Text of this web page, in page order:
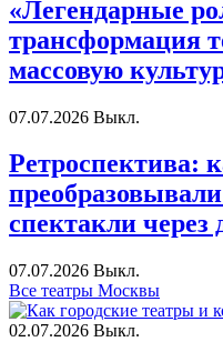
«Легендарные
трансформация
массовую
07.07.2026 Выкл.
Ретроспектива:
спектакли через
07.07.2026 Выкл.
Все театры Москвы
02.07.2026 Выкл.